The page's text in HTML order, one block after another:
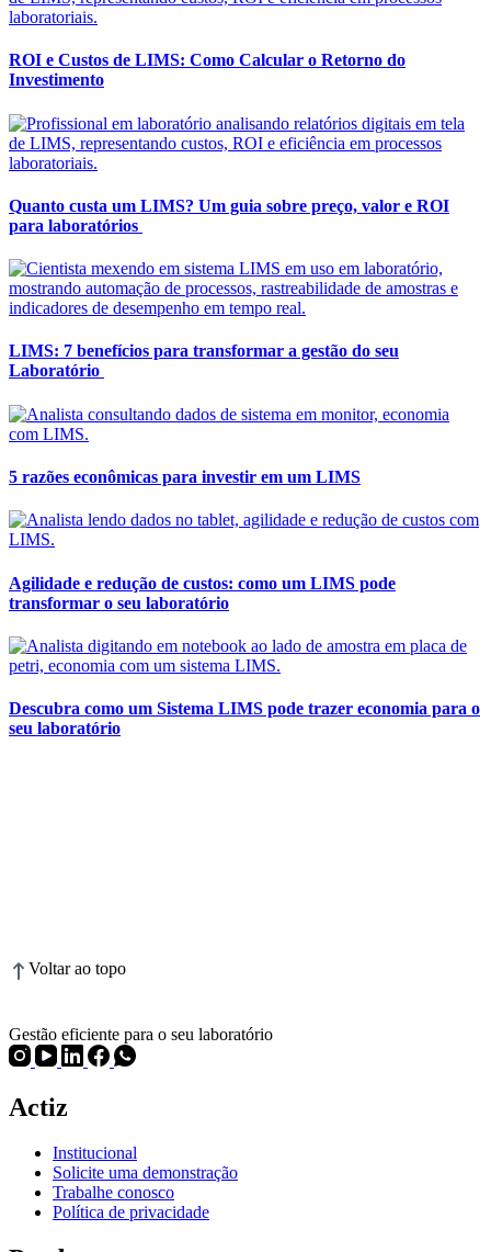
ROI e Custos de LIMS: Como Calcular o Retorno do
Investimento
Quanto custa um LIMS? Um guia sobre preço, valor e ROI
para laboratórios
LIMS: 7 benefícios para transformar a gestão do seu
Laboratório
5 razões econômicas para investir em um LIMS
Agilidade e redução de custos: como um LIMS pode
transformar o seu laboratório
Descubra como um Sistema LIMS pode trazer economia para o
seu laboratório
Voltar ao topo
Gestão eficiente para o seu laboratório
Actiz
Institucional
Solicite uma demonstração
Trabalhe conosco
Política de privacidade